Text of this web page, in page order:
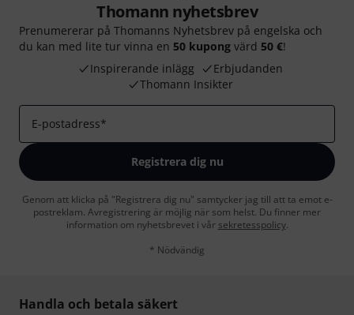
Thomann nyhetsbrev
Prenumererar på Thomanns Nyhetsbrev på engelska och
du kan med lite tur vinna en 50 kupong värd 50 €!
Inspirerande inlägg
Erbjudanden
Thomann Insikter
E-postadress*
Registrera dig nu
Genom att klicka på "Registrera dig nu" samtycker jag till att ta emot e-
postreklam. Avregistrering är möjlig när som helst. Du finner mer
information om nyhetsbrevet i vår sekretesspolicy.
* Nödvändig
Handla och betala säkert